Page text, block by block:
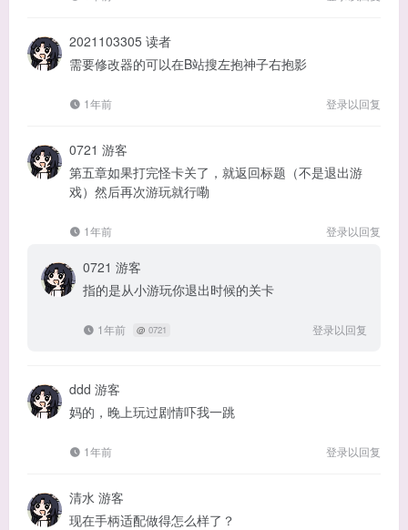
2021103305 读者
需要修改器的可以在B站搜左抱神子右抱影
1年前 登录以回复
0721 游客
第五章如果打完怪卡关了，就返回标题（不是退出游
戏）然后再次游玩就行嘞
1年前 登录以回复
0721 游客
指的是从小游玩你退出时候的关卡
1年前 @ 0721 登录以回复
ddd 游客
妈的，晚上玩过剧情吓我一跳
1年前 登录以回复
清水 游客
现在手柄适配做得怎么样了？